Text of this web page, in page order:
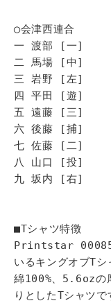
◯会津西連合
一 渡部 [一]
二 馬場 [中]
三 岩野 [左]
四 平田 [遊]
五 遠藤 [三]
六 後藤 [捕]
七 佐藤 [二]
八 山口 [投]
九 坂内 [右]
■Tシャツ特徴
Printstar 00085-
いるキングオブTシ
綿100%、5.6ozの
りとしたTシャツで